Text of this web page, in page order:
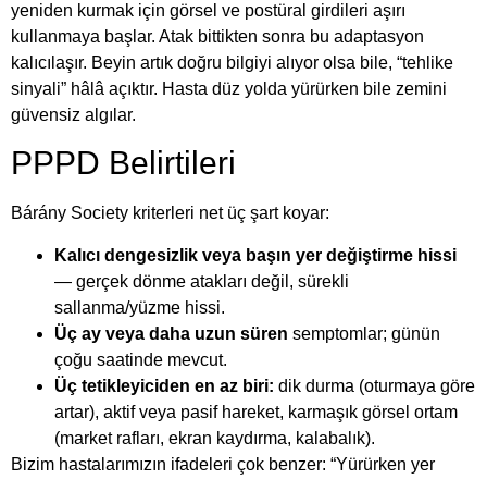
yeniden kurmak için görsel ve postüral girdileri aşırı
kullanmaya başlar. Atak bittikten sonra bu adaptasyon
kalıcılaşır. Beyin artık doğru bilgiyi alıyor olsa bile, “tehlike
sinyali” hâlâ açıktır. Hasta düz yolda yürürken bile zemini
güvensiz algılar.
PPPD Belirtileri
Bárány Society kriterleri net üç şart koyar:
Kalıcı dengesizlik veya başın yer değiştirme hissi
— gerçek dönme atakları değil, sürekli
sallanma/yüzme hissi.
Üç ay veya daha uzun süren semptomlar; günün
çoğu saatinde mevcut.
Üç tetikleyiciden en az biri: dik durma (oturmaya göre
artar), aktif veya pasif hareket, karmaşık görsel ortam
(market rafları, ekran kaydırma, kalabalık).
Bizim hastalarımızın ifadeleri çok benzer: “Yürürken yer